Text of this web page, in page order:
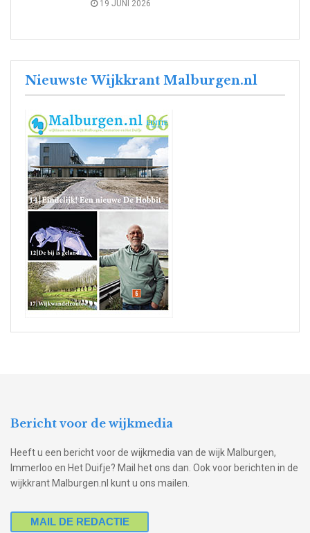
19 JUNI 2026
Nieuwste Wijkkrant Malburgen.nl
Bericht voor de wijkmedia
Heeft u een bericht voor de wijkmedia van de wijk Malburgen,
Immerloo en Het Duifje? Mail het ons dan. Ook voor berichten in de
wijkkrant Malburgen.nl kunt u ons mailen.
MAIL DE REDACTIE